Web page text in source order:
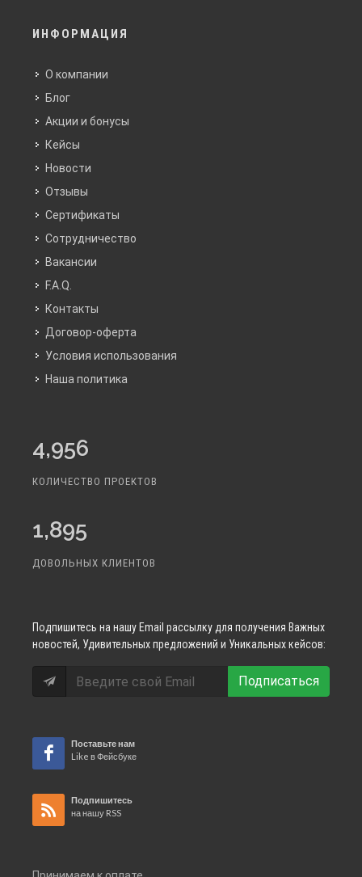
ИНФОРМАЦИЯ
О компании
Блог
Акции и бонусы
Кейсы
Новости
Отзывы
Сертификаты
Сотрудничество
Вакансии
F.A.Q.
Контакты
Договор-оферта
Условия использования
Наша политика
4,956
КОЛИЧЕСТВО ПРОЕКТОВ
1,895
ДОВОЛЬНЫХ КЛИЕНТОВ
Подпишитесь на нашу Email рассылку для получения Важных
новостей, Удивительных предложений и Уникальных кейсов:
Подписаться
Поставьте нам
Like в Фейсбуке
Подпишитесь
на нашу RSS